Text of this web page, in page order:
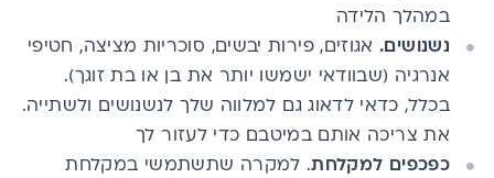
במהלך הלידה
נשנושים.אגוזים, פירות יבשים, סוכריות מציצה, חטיפי
אנרגיה (שבוודאי ישמשו יותר את בן או בת זוגך).
בכלל, כדאי לדאוג גם למלווה שלך לנשנושים ולשתייה.
את צריכה אותם במיטבם כדי לעזור לך
כפכפים למקלחת. למקרה שתשתמשי במקלחת